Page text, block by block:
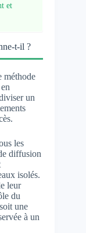
et
t-il ?
méthode
un
les
diffusion
isolés.
leur
du
une
à un